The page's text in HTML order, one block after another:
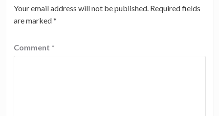
Your email address will not be published. Required fields
are marked*
Comment *